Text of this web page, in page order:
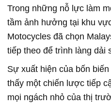
Trong những nỗ lực làm
tầm ảnh hưởng tại khu
Motocycles đã chọn
tiếp theo để trình làng dải
Sự xuất hiện của bốn
thấy một chiến lược tiếp
mọi ngách nhỏ của thị